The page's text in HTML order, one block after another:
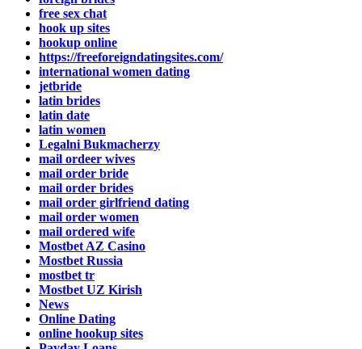
free sex chat
hook up sites
hookup online
https://freeforeigndatingsites.com/
international women dating
jetbride
latin brides
latin date
latin women
Legalni Bukmacherzy
mail ordeer wives
mail order bride
mail order brides
mail order girlfriend dating
mail order women
mail ordered wife
Mostbet AZ Casino
Mostbet Russia
mostbet tr
Mostbet UZ Kirish
News
Online Dating
online hookup sites